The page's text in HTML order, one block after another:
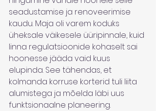
seadustamise ja renoveerimise
kaudu. Maja oli varem koduks
üheksale väikesele üüripinnale, kuid
linna regulatsioonide kohaselt sai
hoonesse jääda vaid kuus
elupinda. See tähendas, et
kolmanda korruse korterid tuli liita
alumistega ja mõelda läbi uus
funktsionaalne planeering.